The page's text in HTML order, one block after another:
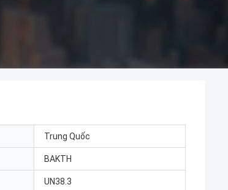
Trung Quốc
BAKTH
UN38.3